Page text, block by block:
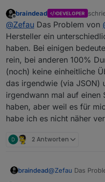
Offline
braindead DEVELOPER
@Zefau Das Problem von
Hersteller ein
haben. Bei einigen
rein, bei anderen 100%
(noch) keine einheitliche
das irgendwie (via JSON)
irgendwann mal auf einen
haben, aber weil es für
habe ich es nicht näher
2 Antworten
braindead@Zefau Das